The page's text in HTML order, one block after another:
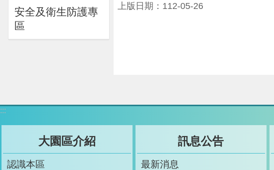
安全及衛生防護專
區
上版日期：112-05-26
:::
大園區介紹
認識本區
訊息公告
最新消息